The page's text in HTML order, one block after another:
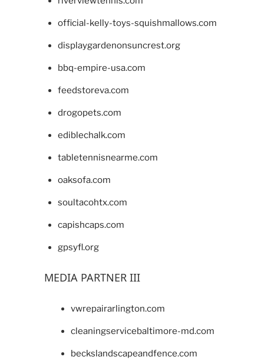
official-kelly-toys-squishmallows.com
displaygardenonsuncrest.org
bbq-empire-usa.com
feedstoreva.com
drogopets.com
ediblechalk.com
tabletennisnearme.com
oaksofa.com
soultacohtx.com
capishcaps.com
gpsyfl.org
MEDIA PARTNER III
vwrepairarlington.com
cleaningservicebaltimore-md.com
beckslandscapeandfence.com